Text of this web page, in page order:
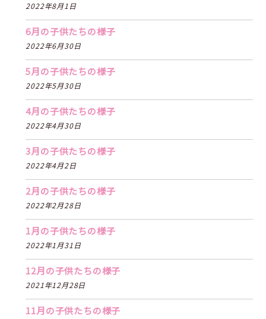
2022年8月1日
6月の子供たちの様子
2022年6月30日
5月の子供たちの様子
2022年5月30日
4月の子供たちの様子
2022年4月30日
3月の子供たちの様子
2022年4月2日
2月の子供たちの様子
2022年2月28日
1月の子供たちの様子
2022年1月31日
12月の子供たちの様子
2021年12月28日
11月の子供たちの様子